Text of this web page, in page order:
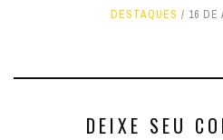
DESTAQUES 16 DE
DEIXE SEU